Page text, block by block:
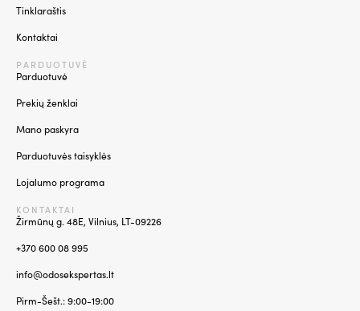
Tinklaraštis
Kontaktai
PARDUOTUVĖ
Parduotuvė
Prekių ženklai
Mano paskyra
Parduotuvės taisyklės
Lojalumo programa
KONTAKTAI
Žirmūnų g. 48E, Vilnius, LT-09226
+370 600 08 995
info@odosekspertas.lt
Pirm-Šešt.: 9:00-19:00